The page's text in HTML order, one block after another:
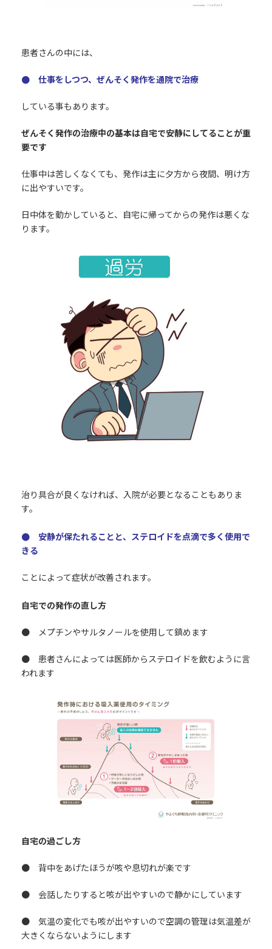
患者さんの中には、
● 仕事をしつつ、ぜんそく発作を通院で治療
している事もあります。
ぜんそく発作の治療中の基本は自宅で安静にしてることが重
要です
仕事中は苦しくなくても、発作は主に夕方から夜間、明け方
に出やすいです。
日中体を動かしていると、自宅に帰ってからの発作は悪くな
ります。
治り具合が良くなければ、入院が必要となることもありま
す。
● 安静が保たれることと、ステロイドを点滴で多く使用で
きる
ことによって症状が改善されます。
自宅での発作の直し方
● メプチンやサルタノールを使用して鎮めます
● 患者さんによっては医師からステロイドを飲むように言
われます
自宅の過ごし方
● 背中をあげたほうが咳や息切れが楽です
● 会話したりすると咳が出やすいので静かにしています
● 気温の変化でも咳が出やすいので空調の管理は気温差が
大きくならないようにします